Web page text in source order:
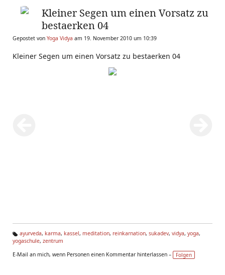
Kleiner Segen um einen Vorsatz zu
bestaerken 04
Gepostet von Yoga Vidya am 19. November 2010 um 10:39
Kleiner Segen um einen Vorsatz zu bestaerken 04
Ta
s:
ayurveda, karma, kassel, meditation, reinkarnation, sukadev, vidya, yoga,
yogaschule, zentrum
E-Mail an mich, wenn Personen einen Kommentar hinterlassen –
Folgen